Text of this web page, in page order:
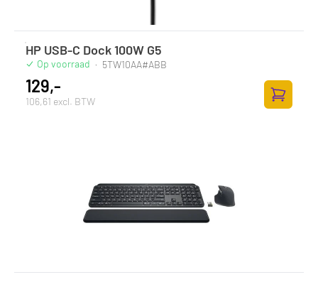
HP USB-C Dock 100W G5
Op voorraad · 5TW10AA#ABB
129,-
106,61 excl. BTW